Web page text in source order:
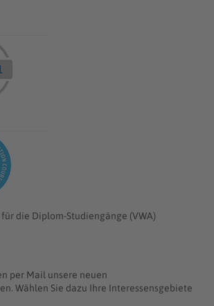
die Diplom-Studiengänge (VWA)
per Mail unsere neuen
Wählen Sie dazu Ihre Interessensgebiete